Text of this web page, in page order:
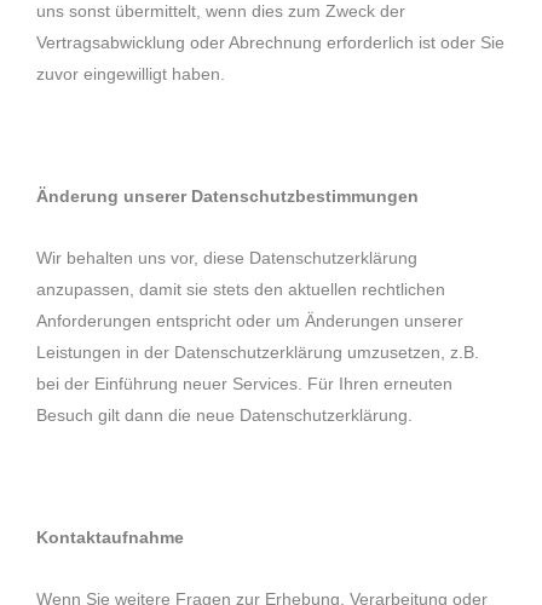
uns sonst übermittelt, wenn dies zum Zweck der
Vertragsabwicklung oder Abrechnung erforderlich ist oder Sie
zuvor eingewilligt haben.
Änderung unserer Datenschutzbestimmungen
Wir behalten uns vor, diese Datenschutzerklärung
anzupassen, damit sie stets den aktuellen rechtlichen
Anforderungen entspricht oder um Änderungen unserer
Leistungen in der Datenschutzerklärung umzusetzen, z.B.
bei der Einführung neuer Services. Für Ihren erneuten
Besuch gilt dann die neue Datenschutzerklärung.
Kontaktaufnahme
Wenn Sie weitere Fragen zur Erhebung, Verarbeitung oder